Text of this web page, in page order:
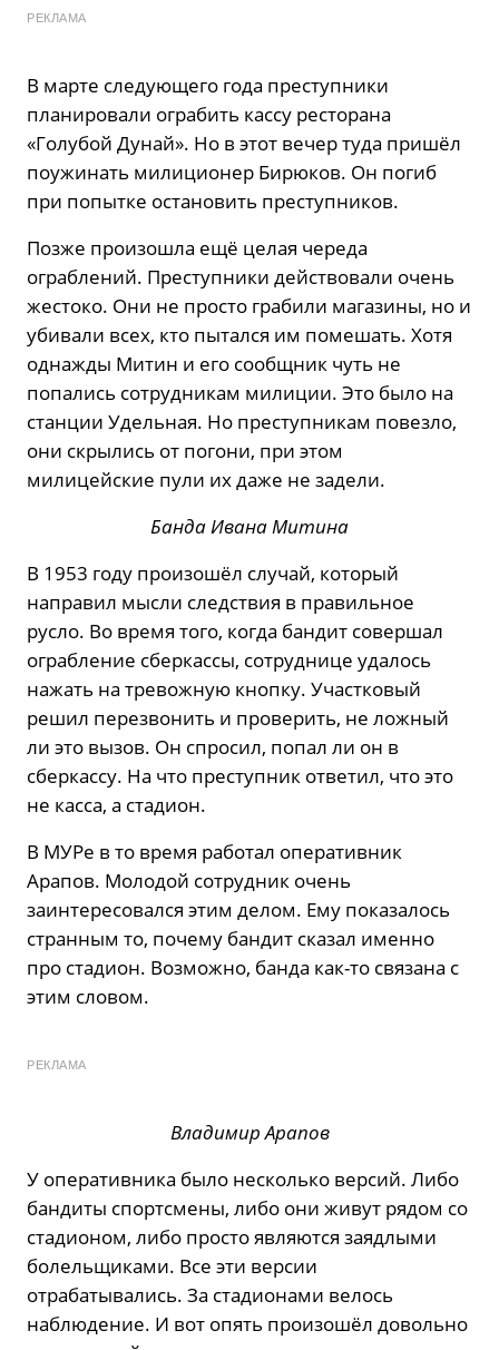
РЕКЛАМА
В марте следующего года преступники
планировали ограбить кассу ресторана
«Голубой Дунай». Но в этот вечер туда пришёл
поужинать милиционер Бирюков. Он погиб
при попытке остановить преступников.
Позже произошла ещё целая череда
ограблений. Преступники действовали очень
жестоко. Они не просто грабили магазины, но и
убивали всех, кто пытался им помешать. Хотя
однажды Митин и его сообщник чуть не
попались сотрудникам милиции. Это было на
станции Удельная. Но преступникам повезло,
они скрылись от погони, при этом
милицейские пули их даже не задели.
Банда Ивана Митина
В 1953 году произошёл случай, который
направил мысли следствия в правильное
русло. Во время того, когда бандит совершал
ограбление сберкассы, сотруднице удалось
нажать на тревожную кнопку. Участковый
решил перезвонить и проверить, не ложный
ли это вызов. Он спросил, попал ли он в
сберкассу. На что преступник ответил, что это
не касса, а стадион.
В МУРе в то время работал оперативник
Арапов. Молодой сотрудник очень
заинтересовался этим делом. Ему показалось
странным то, почему бандит сказал именно
про стадион. Возможно, банда как-то связана с
этим словом.
РЕКЛАМА
Владимир Арапов
У оперативника было несколько версий. Либо
бандиты спортсмены, либо они живут рядом со
стадионом, либо просто являются заядлыми
болельщиками. Все эти версии
отрабатывались. За стадионами велось
наблюдение. И вот опять произошёл довольно